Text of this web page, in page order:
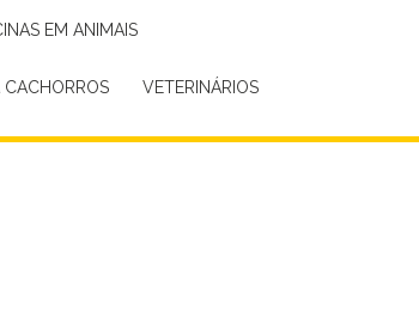
EM ANIMAIS
CACHORROS VETERINÁRIOS